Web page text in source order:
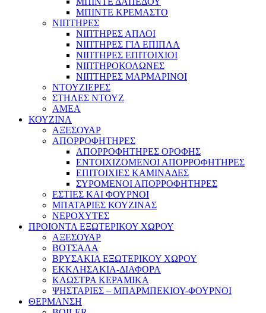
ΜΠΙΝΤΕ ΚΡΕΜΑΣΤΟ
ΝΙΠΤΗΡΕΣ
ΝΙΠΤΗΡΕΣ ΑΠΛΟΙ
ΝΙΠΤΗΡΕΣ ΓΙΑ ΕΠΙΠΛΑ
ΝΙΠΤΗΡΕΣ ΕΠΙΤΟΙΧΙΟΙ
ΝΙΠΤΗΡΟΚΟΛΩΝΕΣ
ΝΙΠΤΗΡΕΣ ΜΑΡΜΑΡΙΝΟΙ
ΝΤΟΥΖΙΕΡΕΣ
ΣΤΗΛΕΣ ΝΤΟΥΖ
ΑΜΕΑ
ΚΟΥΖΙΝΑ
ΑΞΕΣΟΥΑΡ
ΑΠΟΡΡΟΦΗΤΗΡΕΣ
ΑΠΟΡΡΟΦΗΤΗΡΕΣ ΟΡΟΦΗΣ
ΕΝΤΟΙΧΙΖΟΜΕΝΟΙ ΑΠΟΡΡΟΦΗΤΗΡΕΣ
ΕΠΙΤΟΙΧΙΕΣ ΚΑΜΙΝΑΔΕΣ
ΣΥΡΟΜΕΝΟΙ ΑΠΟΡΡΟΦΗΤΗΡΕΣ
ΕΣΤΙΕΣ ΚΑΙ ΦΟΥΡΝΟΙ
ΜΠΑΤΑΡΙΕΣ ΚΟΥΖΙΝΑΣ
ΝΕΡΟΧΥΤΕΣ
ΠΡΟΙΟΝΤΑ ΕΞΩΤΕΡΙΚΟΥ ΧΩΡΟΥ
ΑΞΕΣΟΥΑΡ
ΒΟΤΣΑΛΑ
ΒΡΥΣΑΚΙΑ ΕΞΩΤΕΡΙΚΟΥ ΧΩΡΟΥ
ΕΚΚΛΗΣΑΚΙΑ-ΔΙΑΦΟΡΑ
ΚΛΩΣΤΡΑ ΚΕΡΑΜΙΚΑ
ΨΗΣΤΑΡΙΕΣ – ΜΠΑΡΜΠΕΚΙΟΥ-ΦΟΥΡΝΟΙ
ΘΕΡΜΑΝΣΗ